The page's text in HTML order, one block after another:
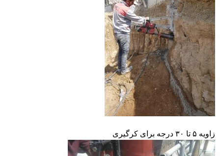
زاویه ۵ تا ۳۰ درجه برای کرگیری